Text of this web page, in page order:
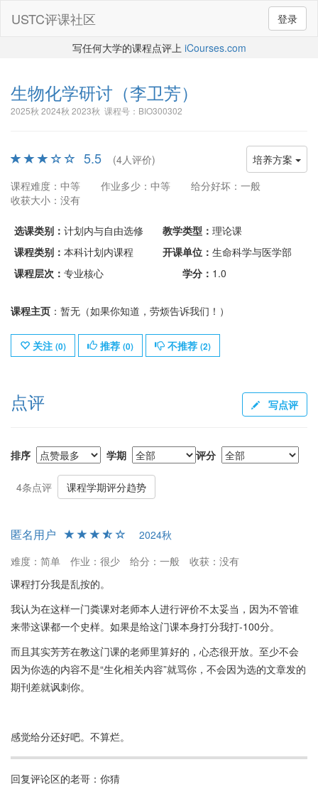
登录
USTC评课社区
写任何大学的课程点评上 iCourses.com
生物化学研讨 （李卫芳）
2025秋 2024秋 2023秋 课程号：BIO300302
培养方案
5.5
(4人评价)
课程难度：中等
作业多少：中等
给分好坏：一般
收获大小：没有
选课类别： 计划内与自由选修 教学类型： 理论课
课程类别： 本科计划内课程 开课单位： 生命科学与医学部
课程层次： 专业核心 学分： 1.0
课程主页 ：暂无（如果你知道，劳烦告诉我们！）
关注 (0) 推荐 (0) 不推荐 (2)
点评 写点评
排序 学期 评分
4条点评 课程学期评分趋势
匿名用户
2024秋
难度：简单
作业：很少 给分：一般
收获：没有
课程打分我是乱按的。
我认为在这样一门粪课对老师本人进行评价不太妥当，因为不管谁
来带这课都一个史样。如果是给这门课本身打分我打-100分。
而且其实芳芳在教这门课的老师里算好的，心态很开放。至少不会
因为你选的内容不是“生化相关内容”就骂你，不会因为选的文章发的
期刊差就讽刺你。
感觉给分还好吧。不算烂。
回复评论区的老哥：你猜